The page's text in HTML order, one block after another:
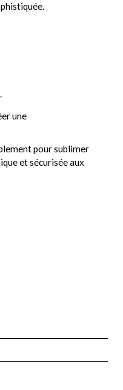
une
pour sublimer
et sécurisée aux